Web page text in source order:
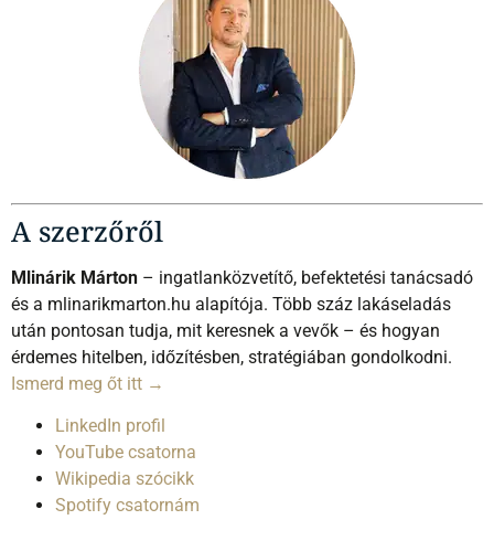
A szerzőről
Mlinárik Márton – ingatlanközvetítő, befektetési tanácsadó
és a mlinarikmarton.hu alapítója. Több száz lakáseladás
után pontosan tudja, mit keresnek a vevők – és hogyan
érdemes hitelben, időzítésben, stratégiában gondolkodni.
Ismerd meg őt itt →
LinkedIn profil
YouTube csatorna
Wikipedia szócikk
Spotify csatornám